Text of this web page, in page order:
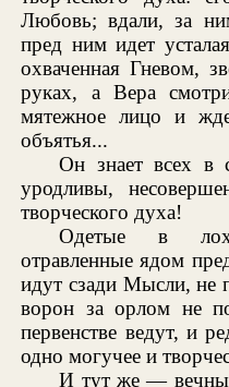
Любовь; вдали, за
пред ним идет
охваченная Гневом,
руках, а Вера
мятежное лицо и
объятья...
Он знает всех в
уродливы,
творческого духа!
Одетые в
отравленные ядом
идут сзади Мысли, не
ворон за орлом не
первенстве ведут, и
одно могучее и
И тут же —